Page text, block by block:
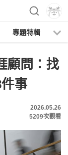
專題特輯
顧問：找
事
2026.05.26
5209次觀看